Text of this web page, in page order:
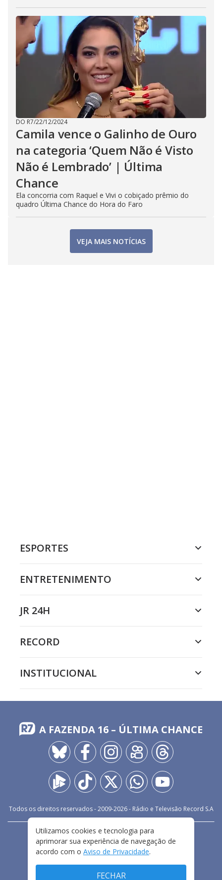
DO R7/22/12/2024
Camila vence o Galinho de Ouro
na categoria ‘Quem Não é Visto
Não é Lembrado’ | Última
Chance
Ela concorria com Raquel e Vivi o cobiçado prêmio do
quadro Última Chance do Hora do Faro
VEJA MAIS NOTÍCIAS
ESPORTES
ENTRETENIMENTO
JR 24H
RECORD
INSTITUCIONAL
A FAZENDA 16 – ÚLTIMA CHANCE
Todos os direitos reservados - 2009-2026- Rádio e Televisão Record S.A
FALE CONOSCO
PRIVACIDADE
TERMOS E CONDIÇÕES DE USO
Utilizamos cookies e tecnologia para
aprimorar sua experiência de navegação de
acordo com o Aviso de Privacidade.
FECHAR